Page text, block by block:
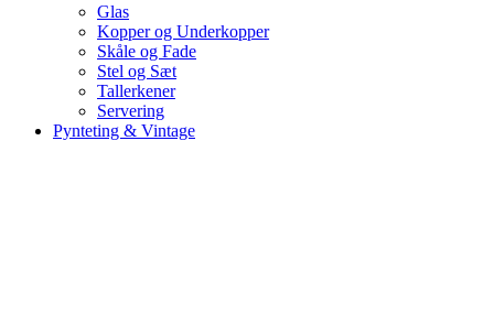
Glas
Kopper og Underkopper
Skåle og Fade
Stel og Sæt
Tallerkener
Servering
Pynteting & Vintage